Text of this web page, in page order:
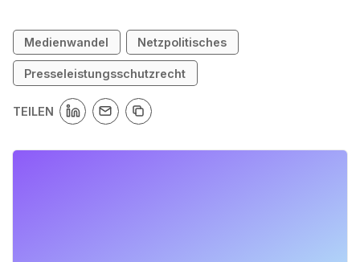
Medienwandel Netzpolitisches
Presseleistungsschutzrecht
TEILEN